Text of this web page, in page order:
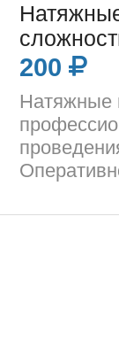
200
Натяжные